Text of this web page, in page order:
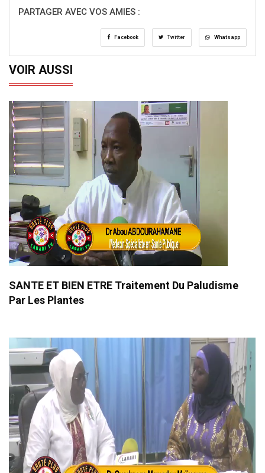
PARTAGER AVEC VOS AMIES :
Facebook Twitter Whatsapp
VOIR AUSSI
SANTE ET BIEN ETRE Traitement Du Paludisme
Par Les Plantes